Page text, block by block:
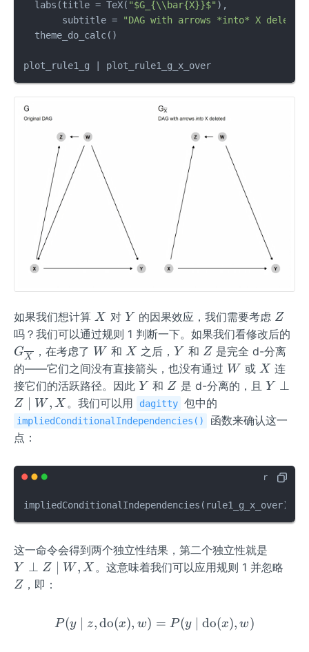
  labs
(title = TeX( "$G_{\\bar{X}}$" ) ,
       subtitle
=
"DAG with arrows *into* X
  theme_do_calc
( )
plot_rule1_g plot_rule1_g_x_over
如果我们想计算 X
X 对 Y
Y 的因果效应，我们需要考虑 Z
Z
吗？我们可以通过规则 1 判断一下。如果我们看修改后的
GX ，在考虑了 W
W 和 X
X 之后，Y
Y 和 Z
Z是完全 d-分离
的——它们之间没有直接箭头，也没有通过 W
W 或 X
X 连
接它们的活跃路径。因此 Y
Y 和 Z
Z 是 d-分离的，且 Y
erp
id
W,
Y ⊥
Z W , X 。我们可以用 dagitty 包中的
impliedConditionalIndependencies()
函数来确认这一
点：
impliedConditionalIndependencies ( rule1_g_x_over)
这一命令会得到两个独立性结果，第二个独立性就是
\p
Y ⊥ Z W , X 。这意味着我们可以应用规则 1 并忽略
Z ，即：
P(y \mid z,
P(y z, do(x), w) = P(y do(x), w)